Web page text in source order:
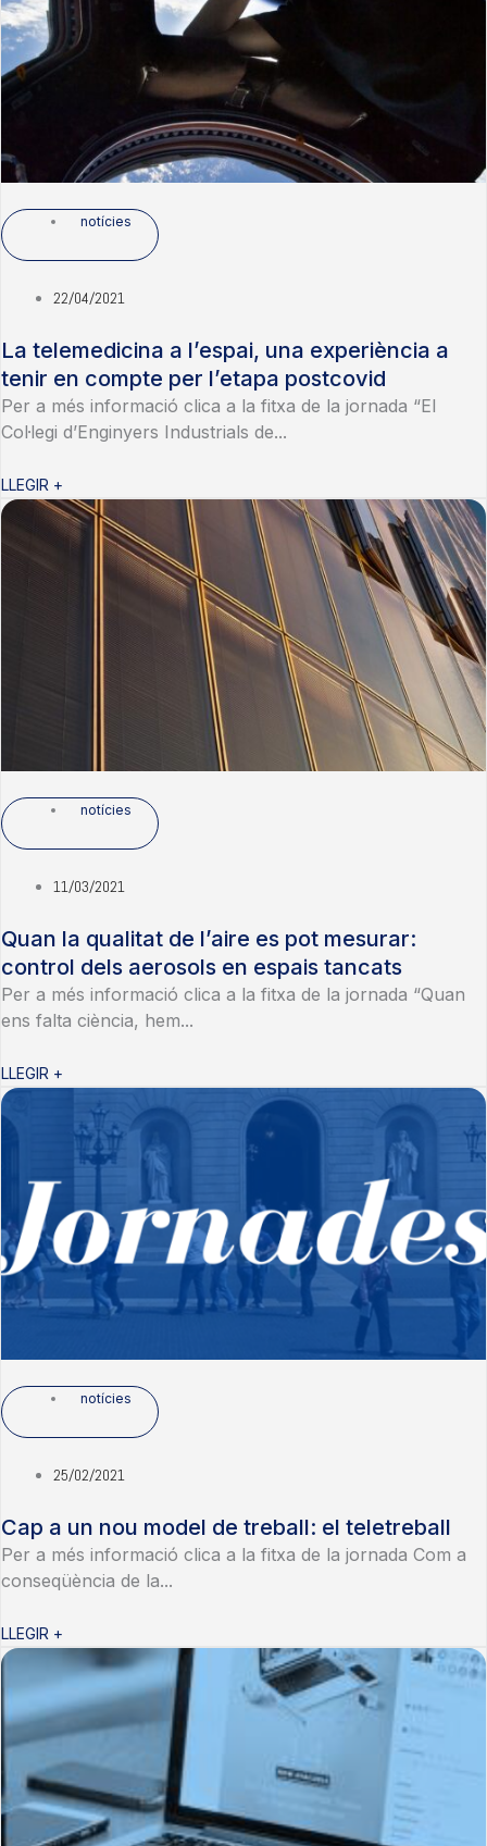
notícies
22/04/2021
La telemedicina a l’espai, una experiència a
tenir en compte per l’etapa postcovid
Per a més informació clica a la fitxa de la jornada “El
Col·legi d’Enginyers Industrials de...
LLEGIR +
notícies
11/03/2021
Quan la qualitat de l’aire es pot mesurar:
control dels aerosols en espais tancats
Per a més informació clica a la fitxa de la jornada “Quan
ens falta ciència, hem...
LLEGIR +
notícies
25/02/2021
Cap a un nou model de treball: el teletreball
Per a més informació clica a la fitxa de la jornada Com a
conseqüència de la...
LLEGIR +